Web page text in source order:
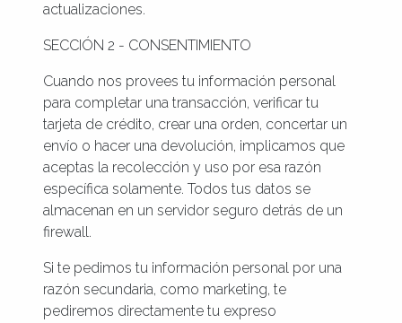
actualizaciones.
SECCIÓN 2 - CONSENTIMIENTO
Cuando nos provees tu información personal
para completar una transacción, verificar tu
tarjeta de crédito, crear una orden, concertar un
envío o hacer una devolución, implicamos que
aceptas la recolección y uso por esa razón
específica solamente. Todos tus datos se
almacenan en un servidor seguro detrás de un
firewall.
Si te pedimos tu información personal por una
razón secundaria, como marketing, te
pediremos directamente tu expreso